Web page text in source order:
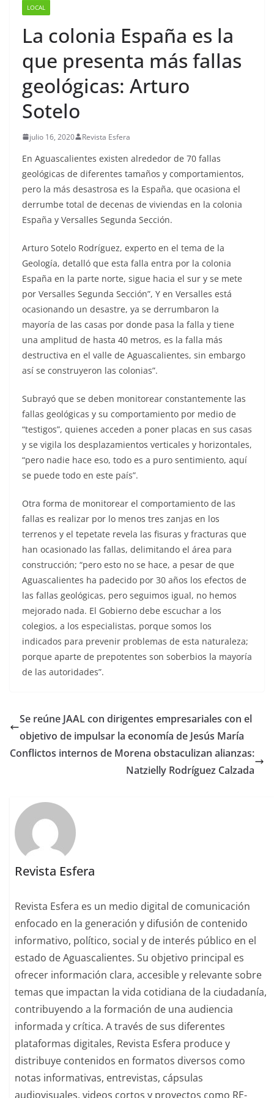
LOCAL
La colonia España es la
que presenta más fallas
geológicas: Arturo
Sotelo
julio 16, 2020 Revista Esfera
En Aguascalientes existen alrededor de 70 fallas
geológicas de diferentes tamaños y comportamientos,
pero la más desastrosa es la España, que ocasiona el
derrumbe total de decenas de viviendas en la colonia
España y Versalles Segunda Sección.
Arturo Sotelo Rodríguez, experto en el tema de la
Geología, detalló que esta falla entra por la colonia
España en la parte norte, sigue hacia el sur y se mete
por Versalles Segunda Sección”, Y en Versalles está
ocasionando un desastre, ya se derrumbaron la
mayoría de las casas por donde pasa la falla y tiene
una amplitud de hasta 40 metros, es la falla más
destructiva en el valle de Aguascalientes, sin embargo
así se construyeron las colonias”.
Subrayó que se deben monitorear constantemente las
fallas geológicas y su comportamiento por medio de
“testigos”, quienes acceden a poner placas en sus casas
y se vigila los desplazamientos verticales y horizontales,
“pero nadie hace eso, todo es a puro sentimiento, aquí
se puede todo en este país”.
Otra forma de monitorear el comportamiento de las
fallas es realizar por lo menos tres zanjas en los
terrenos y el tepetate revela las fisuras y fracturas que
han ocasionado las fallas, delimitando el área para
construcción; “pero esto no se hace, a pesar de que
Aguascalientes ha padecido por 30 años los efectos de
las fallas geológicas, pero seguimos igual, no hemos
mejorado nada. El Gobierno debe escuchar a los
colegios, a los especialistas, porque somos los
indicados para prevenir problemas de esta naturaleza;
porque aparte de prepotentes son soberbios la mayoría
de las autoridades”.
Se reúne JAAL con dirigentes empresariales con el
objetivo de impulsar la economía de Jesús María
Conflictos internos de Morena obstaculizan alianzas:
Natzielly Rodríguez Calzada
Revista Esfera
Revista Esfera es un medio digital de comunicación
enfocado en la generación y difusión de contenido
informativo, político, social y de interés público en el
estado de Aguascalientes. Su objetivo principal es
ofrecer información clara, accesible y relevante sobre
temas que impactan la vida cotidiana de la ciudadanía,
contribuyendo a la formación de una audiencia
informada y crítica. A través de sus diferentes
plataformas digitales, Revista Esfera produce y
distribuye contenidos en formatos diversos como
notas informativas, entrevistas, cápsulas
audiovisuales, videos cortos y proyectos como RE-